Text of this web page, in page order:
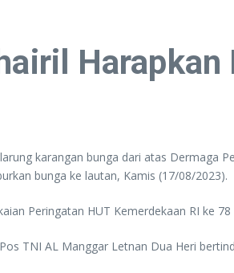
karangan bunga dari atas Dermaga
bunga ke lautan, Kamis (17/08/2023).
Peringatan HUT Kemerdekaan RI ke
TNI AL Manggar Letnan Dua Heri